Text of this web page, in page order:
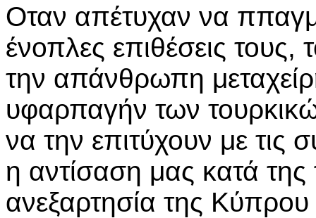
Οταν απέτυχαν να
ένοπλες επιθέσεις τους,
την απάνθρωπη
υφαρπαγήν των
να την επιτύχουν με τις
η αντίσαση μας κατά της
ανεξαρτησία της